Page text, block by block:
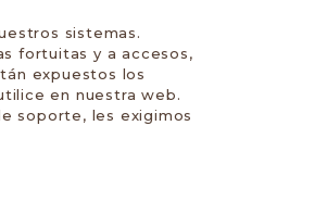
sistemas.
fortuitas y a accesos,
expuestos los
en nuestra web.
soporte, les exigimos